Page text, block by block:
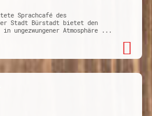
Sprachcafé des
Stadt Bürstadt bietet den
ungezwungener Atmosphäre ...